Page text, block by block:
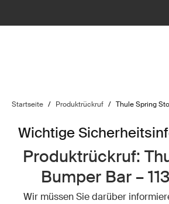
Startseite / Produktrückruf / Thule Spring
Wichtige
Produktrückruf:
Bumper Bar –
Wir müssen Sie darüber